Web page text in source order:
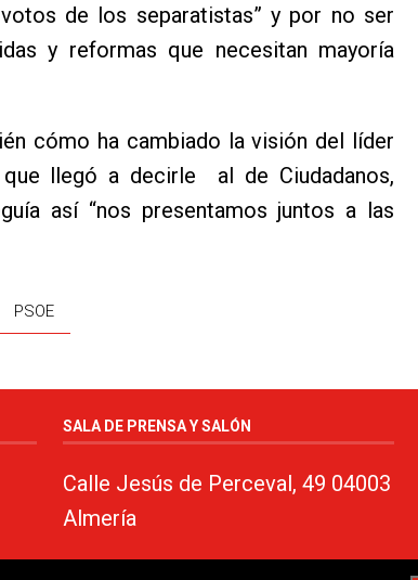
de los separatistas” y por no ser
y reformas que necesitan mayoría
cómo ha cambiado la visión del líder
llegó a decirle al de Ciudadanos,
así “nos presentamos juntos a las
PSOE
SALA DE PRENSA Y SALÓN
Calle Jesús de Perceval, 49 04003
Almería